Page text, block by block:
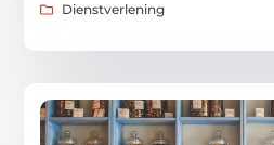
Dienstverlening